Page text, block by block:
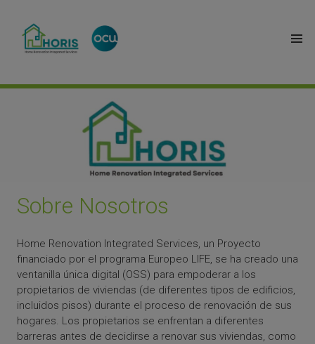
Sobre Nosotros
Home Renovation Integrated Services, un Proyecto
financiado por el programa Europeo LIFE, se ha creado una
ventanilla única digital (OSS) para empoderar a los
propietarios de viviendas (de diferentes tipos de edificios,
incluidos pisos) durante el proceso de renovación de sus
hogares. Los propietarios se enfrentan a diferentes
barreras antes de decidirse a renovar sus viviendas, como